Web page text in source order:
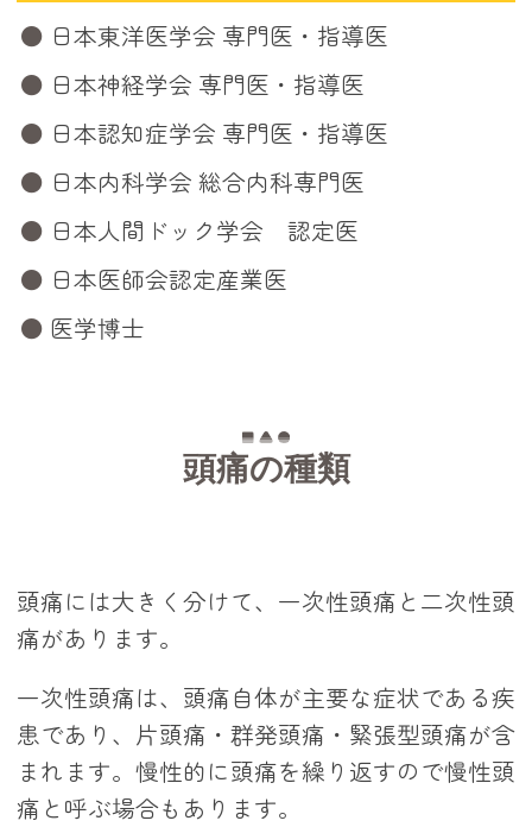
日本東洋医学会 専門医・指導医
日本神経学会 専門医・指導医
日本認知症学会 専門医・指導医
日本内科学会 総合内科専門医
日本人間ドック学会 認定医
日本医師会認定産業医
医学博士
頭痛の種類
頭痛には大きく分けて、一次性頭痛と二次性頭
痛があります。
一次性頭痛は、頭痛自体が主要な症状である疾
患であり、片頭痛・群発頭痛・緊張型頭痛が含
まれます。慢性的に頭痛を繰り返すので慢性頭
痛と呼ぶ場合もあります。